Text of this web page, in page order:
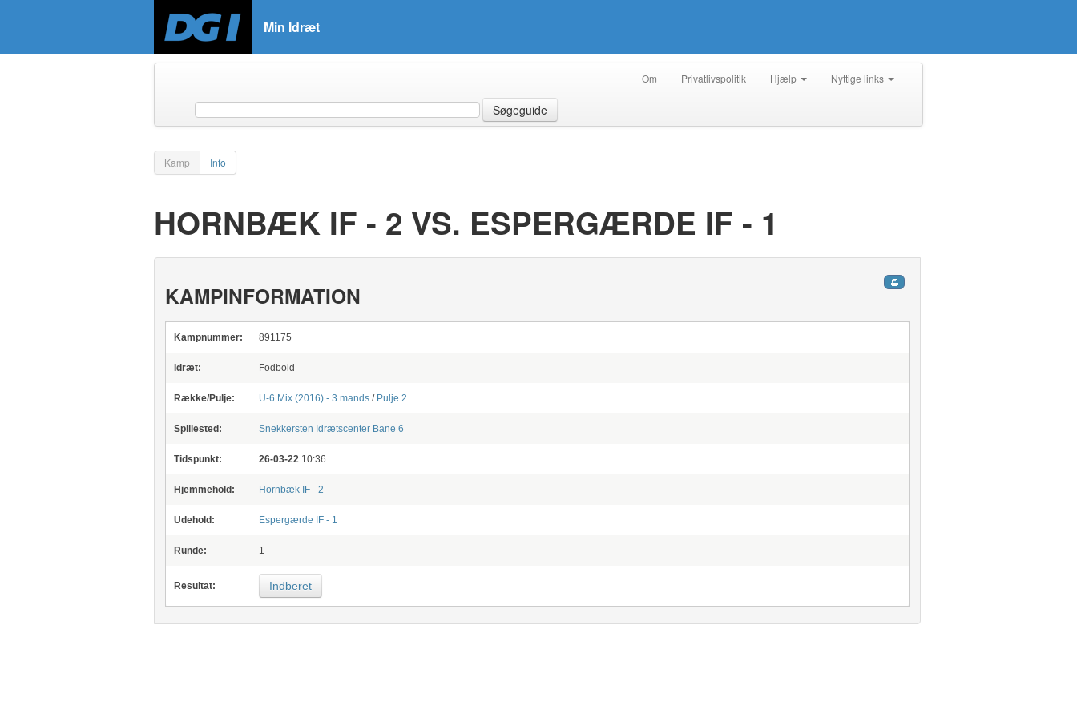
Min Idræt
Om Privatlivspolitik Hjælp Nyttige links
Søgeguide
Kamp Info
HORNBÆK IF - 2 VS. ESPERGÆRDE IF - 1
KAMPINFORMATION
Kampnummer: 891175
Idræt: Fodbold
Række/Pulje: U-6 Mix (2016) - 3 mands / Pulje 2
Spillested: Snekkersten IdrætscenterBane 6
Tidspunkt: 26-03-22 10:36
Hjemmehold: Hornbæk IF - 2
Udehold: Espergærde IF - 1
Runde: 1
Resultat: Indberet